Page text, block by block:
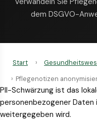
dem DSGVO-
Start ›
› Pflegenotizen
PII-Schwärzung ist das
personenbezogener Daten
weitergegeben wird.